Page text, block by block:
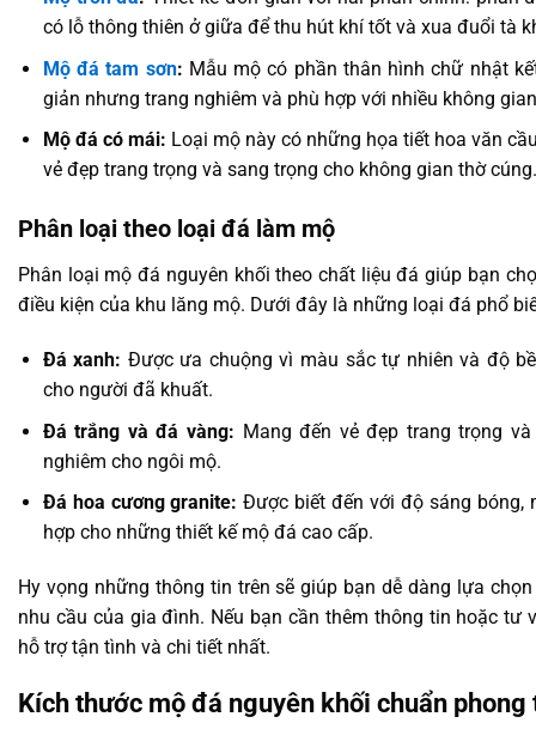
có lỗ thông thiên ở giữa để thu hút khí tốt và xua đuổi tà
Mộ đá tam sơn: Mẫu mộ có phần thân hình chữ nhật
giản nhưng trang nghiêm và phù hợp với nhiều không
Mộ đá có mái: Loại mộ này có những họa tiết hoa văn
vẻ đẹp trang trọng và sang trọng cho không gian thờ cúng.
Phân loại theo loại đá làm mộ
Phân loại mộ đá nguyên khối theo chất liệu đá giúp bạn
điều kiện của khu lăng mộ. Dưới đây là những loại đá phổ
Đá xanh: Được ưa chuộng vì màu sắc tự nhiên và độ
cho người đã khuất.
Đá trắng và đá vàng: Mang đến vẻ đẹp trang trọng
nghiêm cho ngôi mộ.
Đá hoa cương granite: Được biết đến với độ sáng bóng,
hợp cho những thiết kế mộ đá cao cấp.
Hy vọng những thông tin trên sẽ giúp bạn dễ dàng lựa
nhu cầu của gia đình. Nếu bạn cần thêm thông tin hoặc tư
hỗ trợ tận tình và chi tiết nhất.
Kích thước mộ đá nguyên khối chuẩn phong